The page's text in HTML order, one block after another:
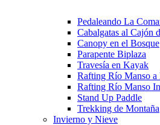
Pedaleando La
Cabalgatas al Cajón
Canopy en el Bosque
Parapente Biplaza
Travesía en Kayak
Rafting Río Manso a
Rafting Río Manso
Stand Up Paddle
Trekking de Montaña
Invierno y Nieve